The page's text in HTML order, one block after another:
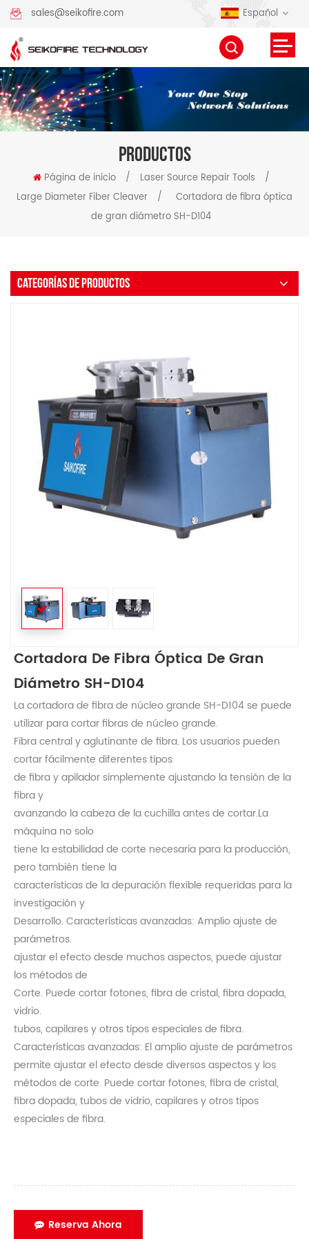
sales@seikofire.com Español
PRODUCTOS
Página de inicio / Laser Source Repair Tools
/
Large Diameter Fiber Cleaver
/
Cortadora de fibra óptica
de gran diámetro SH-D104
CATEGORÍAS DE PRODUCTOS
Cortadora De Fibra Óptica De Gran
Diámetro SH-D104
La cortadora de fibra de núcleo grande SH-D104 se puede
utilizar para cortar fibras de núcleo grande.
Fibra central y aglutinante de fibra. Los usuarios pueden
cortar fácilmente diferentes tipos
de fibra y apilador simplemente ajustando la tensión de la
fibra y
avanzando la cabeza de la cuchilla antes de cortar.La
máquina no solo
tiene la estabilidad de corte necesaria para la producción,
pero también tiene la
características de la depuración flexible requeridas para la
investigación y
Desarrollo. Características avanzadas: Amplio ajuste de
parámetros.
ajustar el efecto desde muchos aspectos, puede ajustar
los métodos de
Corte. Puede cortar fotones, fibra de cristal, fibra dopada,
vidrio.
tubos, capilares y otros tipos especiales de fibra.
Características avanzadas: El amplio ajuste de parámetros
permite ajustar el efecto desde diversos aspectos y los
métodos de corte. Puede cortar fotones, fibra de cristal,
fibra dopada, tubos de vidrio, capilares y otros tipos
especiales de fibra.
Reserva Ahora